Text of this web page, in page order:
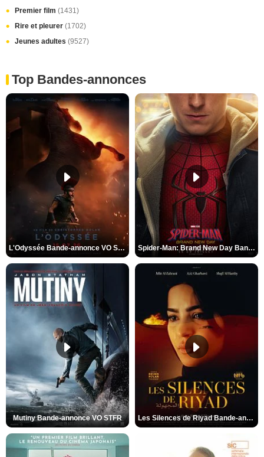
Premier film (1431)
Rire et pleurer (1702)
Jeunes adultes (9527)
Top Bandes-annonces
L'Odyssée Bande-annonce VO STFR Spider-Man: Brand New Day Bande-annonce VO STFR
Mutiny Bande-annonce VO STFR Les Silences de Riyad Bande-annonce VO STFR